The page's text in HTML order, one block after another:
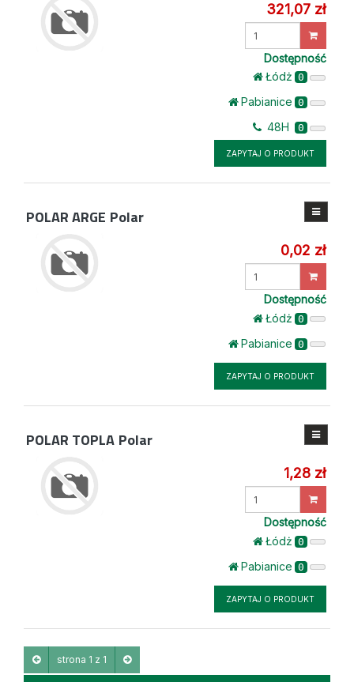
321,07 zł
Dostępność
Łódż 0
Pabianice 0
48H 0
ZAPYTAJ O PRODUKT
POLAR ARGE Polar
0,02 zł
Dostępność
Łódż 0
Pabianice 0
ZAPYTAJ O PRODUKT
POLAR TOPLA Polar
1,28 zł
Dostępność
Łódż 0
Pabianice 0
ZAPYTAJ O PRODUKT
strona 1 z 1